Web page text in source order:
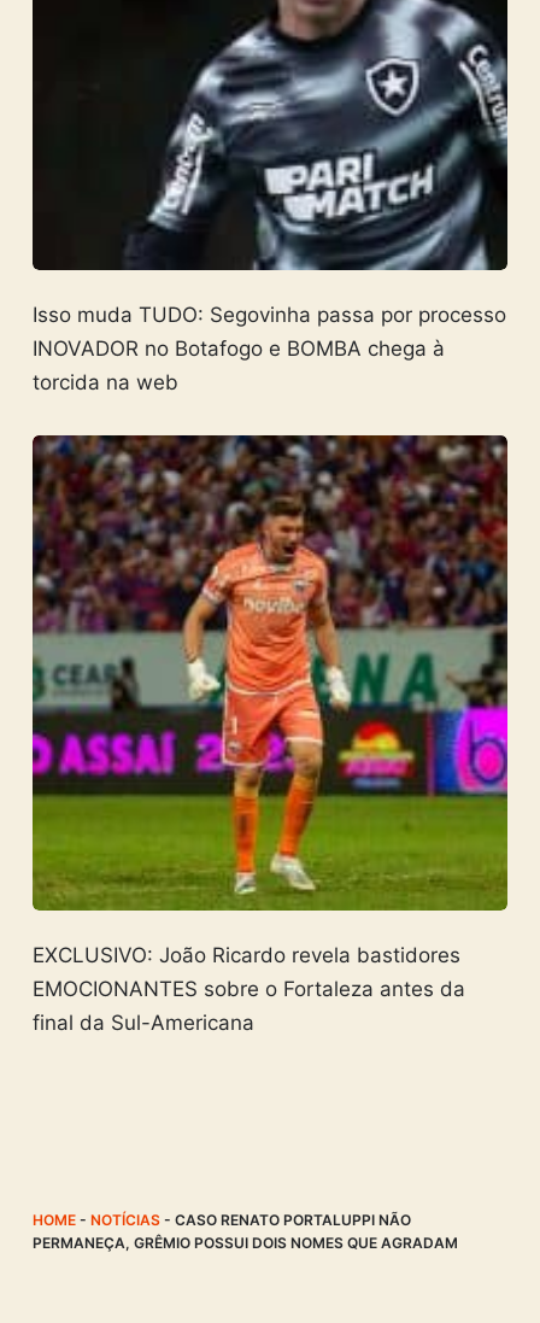
Isso muda TUDO: Segovinha passa por processo
INOVADOR no Botafogo e BOMBA chega à
torcida na web
EXCLUSIVO: João Ricardo revela bastidores
EMOCIONANTES sobre o Fortaleza antes da
final da Sul-Americana
HOME- NOTÍCIAS- CASO RENATO PORTALUPPI NÃO
PERMANEÇA, GRÊMIO POSSUI DOIS NOMES QUE AGRADAM